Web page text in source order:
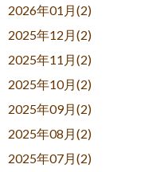
2026年01月(2)
2025年12月(2)
2025年11月(2)
2025年10月(2)
2025年09月(2)
2025年08月(2)
2025年07月(2)